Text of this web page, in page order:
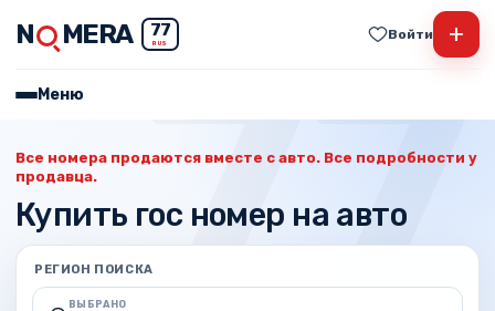
N MERA 77
RUS
Войти +
Меню
Все номера продаются вместе с авто. Все подробности у
продавца.
Купить гос номер на авто
РЕГИОН ПОИСКА
ВЫБРАНО